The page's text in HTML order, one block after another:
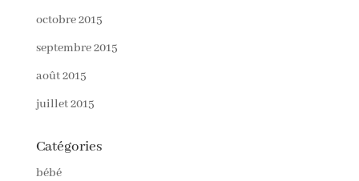
octobre 2015
septembre 2015
août 2015
juillet 2015
Catégories
bébé